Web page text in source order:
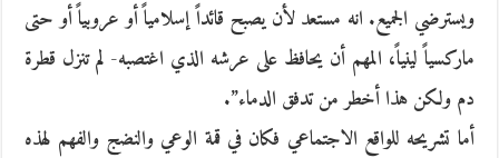
ويسترضي الجميع. انه مستعد لأن يصبح قائداً إسلامياً أو عروبياً أو حتى
ماركسياً لينياً، المهم أن يحافظ على عرشه الذي اغتصبه- لم تنزل قطرة
دم ولكن هذا أخطر من تدفق الدماء”.
أما تشريحه للواقع الاجتماعي فكان في قمة الوعي والنضج والفهم لهذه